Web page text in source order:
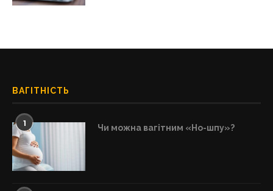
ВАГІТНІСТЬ
1 Чи можна вагітним «Но-шпу»?